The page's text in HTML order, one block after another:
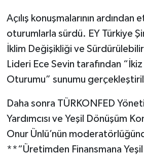
Açılış konuşmalarının ardından
oturumlarla sürdü. EY Türkiye
İklim Değişikliği ve
Lideri Ece Sevin tarafından
Oturumu” sunumu
Daha sonra TÜRKONFED
Yardımcısı ve Yeşil Dönüşüm
Onur Ünlü’nün
**“Üretimden Finansmana